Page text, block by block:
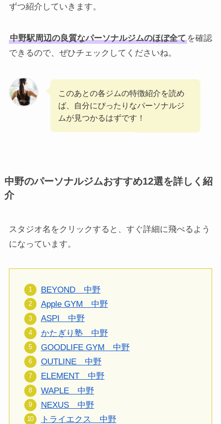
ずつ紹介していきます。
中野駅周辺の良質なパーソナルジムのほぼ全てを確認
できるので、ぜひチェックしてくださいね。
このあとの各ジムの特徴紹介を読め
ば、自分にぴったりなパーソナルジ
ムが見つかるはずです！
中野のパーソナルジムおすすめ12選を詳しく紹
介
スタジオ名をクリックすると、すぐ詳細に飛べるよう
になっています。
BEYOND 中野
Apple GYM 中野
ASPI 中野
かたぎり塾 中野
GOODLIFE GYM 中野
OUTLINE 中野
ELEMENT 中野
WAPLE 中野
NEXUS 中野
トライエクス 中野